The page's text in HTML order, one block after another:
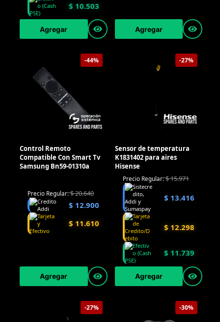
$ 10.503
Agregar Agregar
-44%
Control Remoto
Compatible Con Smart Tv
Samsung Bn59-01310a
Precio Regular:$20.640
$ 12.900
$ 11.610
Agregar
-27%
Sensor de temperatura
K1831402 para aires
Hisense
Precio Regular:$15.971
$ 13.416
$ 12.298
$ 11.739
Agregar
-27% -30%